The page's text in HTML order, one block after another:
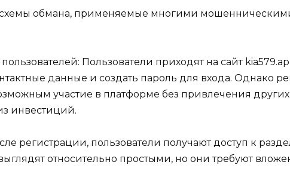
схемы обмана, применяемые многими
Пользователи приходят на сайт
данные и создать пароль для входа. Однако
участие в платформе без привлечения
инвестиций.
регистрации, пользователи получают доступ к
относительно простыми, но они требуют